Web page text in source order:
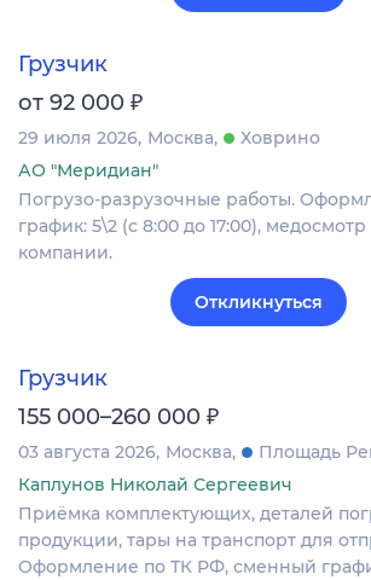
Грузчик
от 92 000 ₽
29 июля 2026 Москва
Ховрино
АО "Меридиан"
Погрузо-разрузочные работы.
график: 5\2 (с 8:00 до 17:00), медосмотр
компании.
Откликнуться
Грузчик
155 000–260 000 ₽
03 августа 2026 Москва
Площадь
Каплунов Николай Сергеевич
Приёмка комплектующих, деталей
продукции, тары на транспорт для
Оформление по ТК РФ, сменный